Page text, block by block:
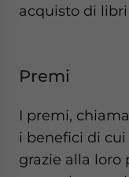
acquisto di
Premi
I premi,
i benefici di
grazie alla loro